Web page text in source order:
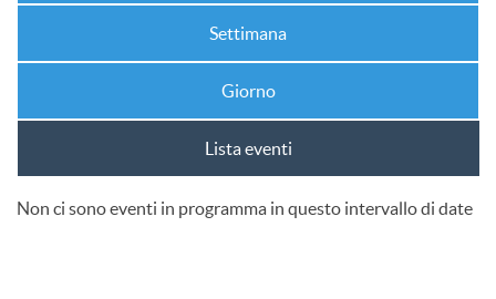
Settimana
Giorno
Lista eventi
Non ci sono eventi in programma in questo intervallo di date